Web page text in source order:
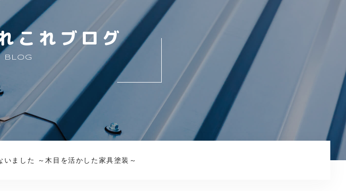
さとう塗そうの安心保障
施工メニュー
施工実績
施工の流れ
お知らせ
塗装のあれこれブログ
プライバシーポリシー
これブログ
BLOG
ました ～木目を活かした家具塗装～